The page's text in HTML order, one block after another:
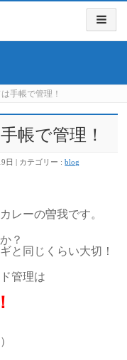
手帳で管理！
帳で管理！
日 カテゴリー :blog
レーの曽我です。
？
と同じくらい大切！
管理は